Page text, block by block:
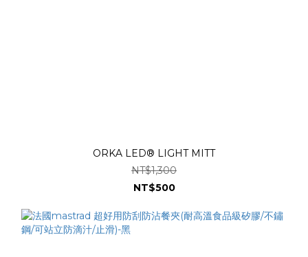
ORKA LED® LIGHT MITT
NT$1,300
NT$500